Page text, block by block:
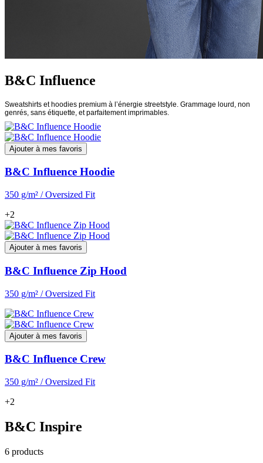
B&C Influence
Sweatshirts et hoodies premium à l’énergie streetstyle. Grammage lourd, non
genrés, sans étiquette, et parfaitement imprimables.
Ajouter à mes favoris
B&C Influence Hoodie
350 g/m² / Oversized Fit
+2
Ajouter à mes favoris
B&C Influence Zip Hood
350 g/m² / Oversized Fit
Ajouter à mes favoris
B&C Influence Crew
350 g/m² / Oversized Fit
+2
B&C Inspire
6 products